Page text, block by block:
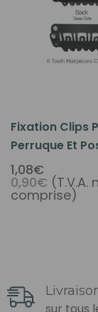
Fixation Clips
Perruque Et
Avec 6 Dents
1,08€
0,90€ (T.V.A.
comprise)